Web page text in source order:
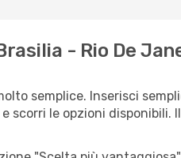
- Rio De
semplice. Inserisci
scorri le opzioni